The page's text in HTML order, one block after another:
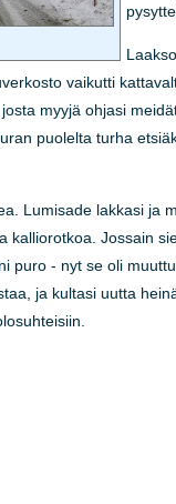
vaikutti
myyjä ohjasi
puolelta turha
Lumisade lakkasi ja
kalliorotkoa. Jossain
puro - nyt se oli
ja kultasi uutta